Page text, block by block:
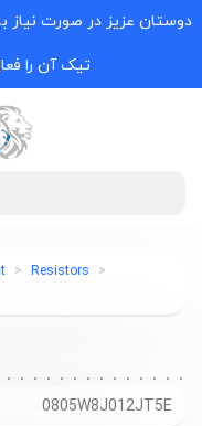
دوستان عزیز در صورت نیاز
تیک آن را
Resistors
0805W8J012JT5E